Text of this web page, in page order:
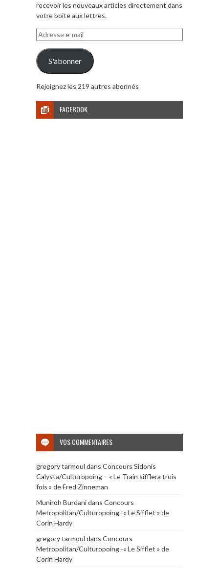
recevoir les nouveaux articles directement dans
votre boite aux lettres.
Adresse
e-
mail
S'abonner
Rejoignez les 219 autres abonnés
FACEBOOK
VOS COMMENTAIRES
gregory tarmoul dans Concours Sidonis
Calysta/Culturopoing – « Le Train sifflera trois
fois » de Fred Zinneman
Muniroh Burdanidans Concours
Metropolitan/Culturopoing -« Le Sifflet » de
Corin Hardy
gregory tarmoul dans Concours
Metropolitan/Culturopoing -« Le Sifflet » de
Corin Hardy